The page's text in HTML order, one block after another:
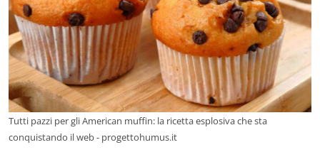
Tutti pazzi per gli American muffin: la ricetta esplosiva che sta
conquistando il web - progettohumus.it